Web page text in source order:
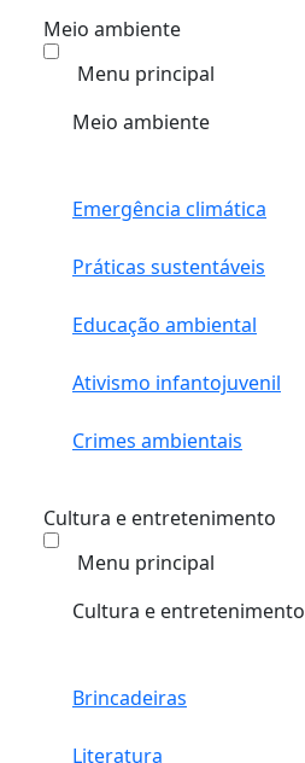
Meio ambiente
Menu principal
Meio ambiente
Emergência climática
Práticas sustentáveis
Educação ambiental
Ativismo infantojuvenil
Crimes ambientais
Cultura e entretenimento
Menu principal
Cultura e entretenimento
Brincadeiras
Literatura